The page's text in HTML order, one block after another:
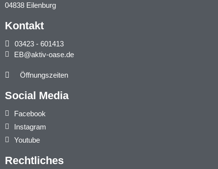
04838 Eilenburg
Kontakt
03423 - 601413
EB@aktiv-oase.de
Öffnungszeiten
Social Media
Facebook
Instagram
Youtube
Rechtliches